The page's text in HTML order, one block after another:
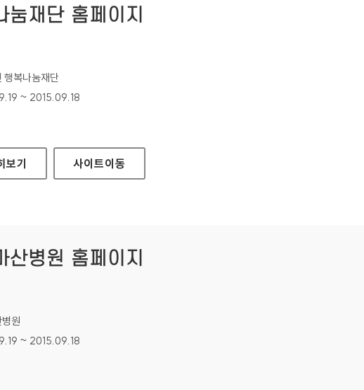
눔재단 홈페이지
행복나눔재단
:
~ 2015.09.18
눔재단 홈페이지
보기 사이트이동
산병원 홈페이지
원
:
~ 2015.09.18